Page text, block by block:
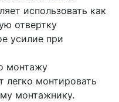
использовать как
отвертку
усилие при
монтажу
легко монтировать
монтажнику.